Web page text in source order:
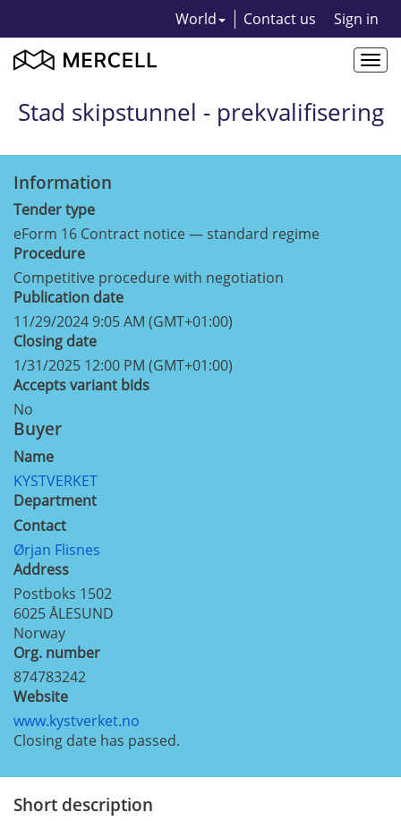
World Contact us Sign in
Stad skipstunnel - prekvalifisering
Information
Tender type
eForm 16 Contract notice — standard regime
Procedure
Competitive procedure with negotiation
Publication date
11/29/2024 9:05 AM (GMT+01:00)
Closing date
1/31/2025 12:00 PM (GMT+01:00)
Accepts variant bids
No
Buyer
Name
KYSTVERKET
Department
Contact
Ørjan Flisnes
Address
Postboks 1502
6025ÅLESUND
Norway
Org. number
874783242
Website
www.kystverket.no
Closing date has passed.
Short description